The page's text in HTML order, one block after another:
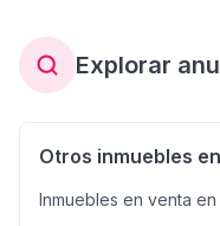
Explorar
Otros inmuebles
Inmuebles en venta